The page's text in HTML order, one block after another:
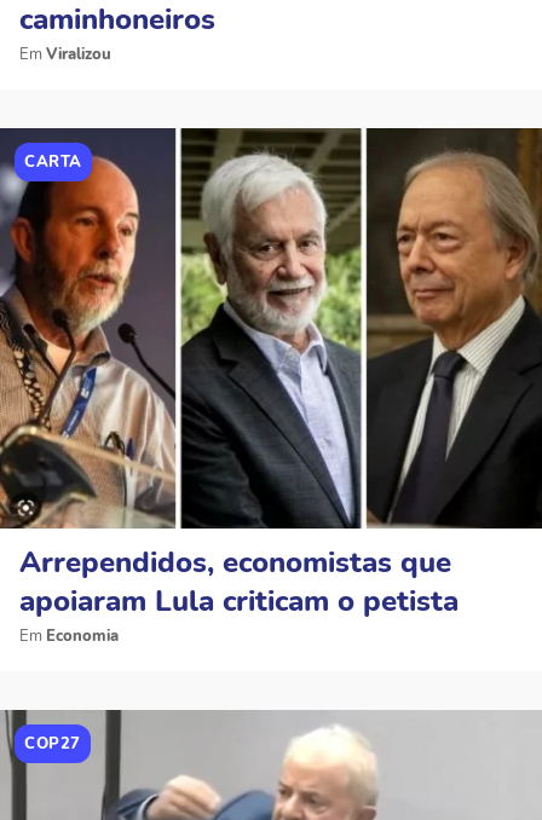
caminhoneiros
Viralizou
CARTA
Arrependidos, economistas que
apoiaram Lula criticam o petista
Economia
COP27